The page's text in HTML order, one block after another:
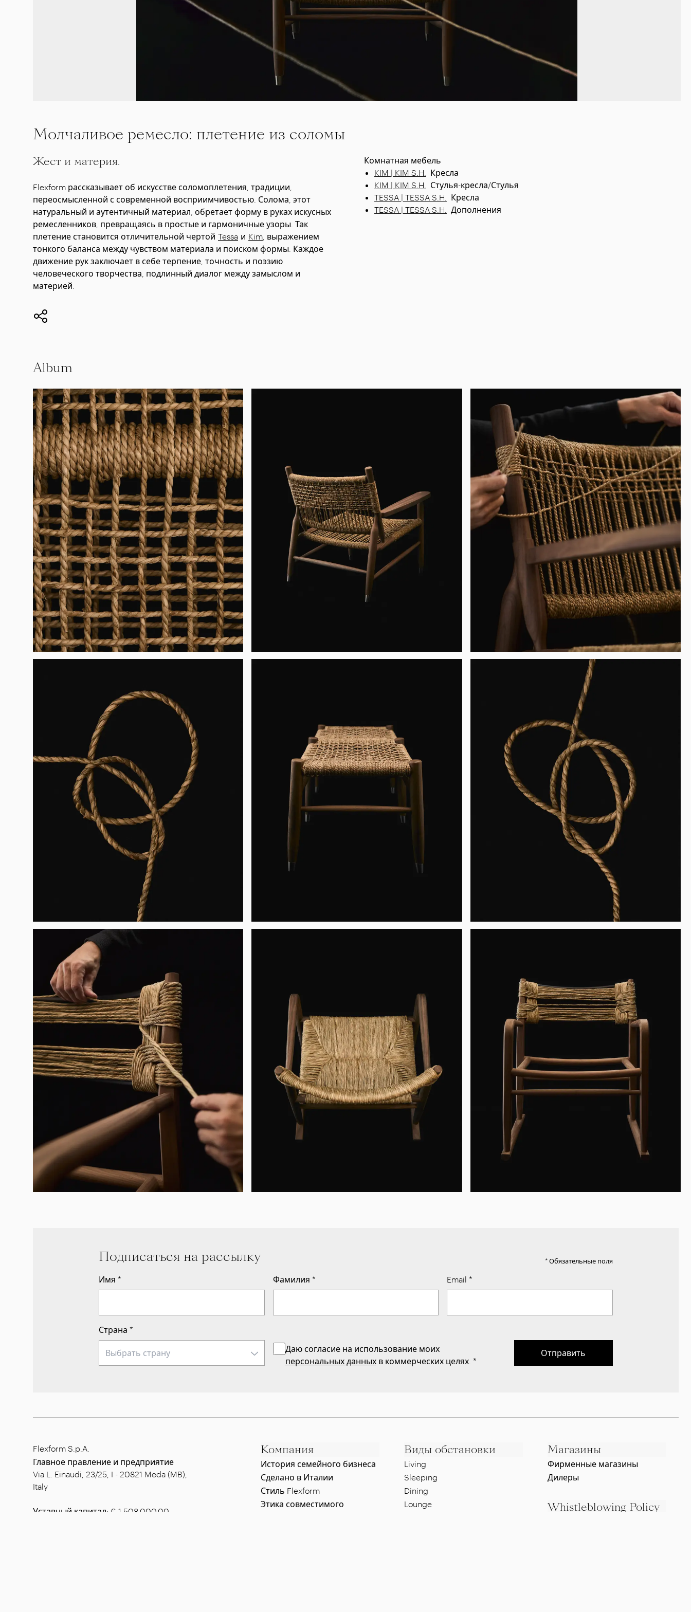
Молчаливое ремесло: плетение из соломы
Жест и материя.
Flexform рассказывает об искусстве соломоплетения, традиции,
переосмысленной с современной восприимчивостью. Солома, этот
натуральный и аутентичный материал, обретает форму в руках искусных
ремесленников, превращаясь в простые и гармоничные узоры. Так
плетение становится отличительной чертой Tessa и Kim , выражением
тонкого баланса между чувством материала и поиском формы. Каждое
движение рук заключает в себе терпение, точность и поэзию
человеческого творчества, подлинный диалог между замыслом и
материей.
Комнатная мебель
KIM | KIM S.H.
Кресла
KIM | KIM S.H.
Стулья-кресла/Стулья
TESSA | TESSA S.H.
Кресла
TESSA | TESSA S.H.
Дополнения
Album
Подписаться на рассылку * Обязательные поля
Имя * Фамилия * Email *
Страна *
Даю согласие на использование моих
персональных данныхв коммерческих целях. *
Отправить
Flexform S.p.A.
Главное правление и предприятие
Via L. Einaudi, 23/25, I - 20821 Meda (MB),
Italy
Уставный капитал: € 1.508.000,00
Компания
История семейного бизнеса
Сделано в Италии
Стиль Flexform
Этика совместимого
Виды обстановки
Living
Sleeping
Dining
Lounge
Магазины
Фирменные магазины
Дилеры
Whistleblowing Policy